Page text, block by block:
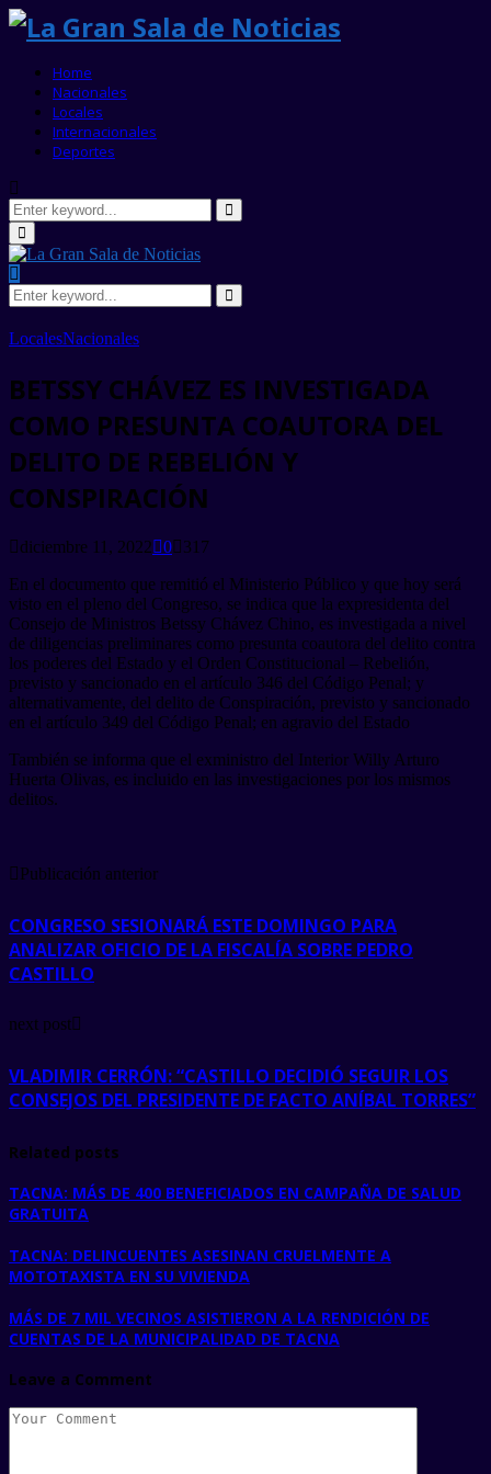
Home
Nacionales
Locales
Internacionales
Deportes
Search
for:
Search
Primary
Menu
Search
for:
Search
LocalesNacionales
BETSSY CHÁVEZ ES INVESTIGADA
COMO PRESUNTA COAUTORA DEL
DELITO DE REBELIÓN Y
CONSPIRACIÓN
diciembre 11, 2022 0
317
En el documento que remitió el Ministerio Público y que hoy será
visto en el pleno del Congreso, se indica que la expresidenta del
Consejo de Ministros Betssy Chávez Chino, es investigada a nivel
de diligencias preliminares como presunta coautora del delito contra
los poderes del Estado y el Orden Constitucional – Rebelión,
previsto y sancionado en el artículo 346 del Código Penal; y
alternativamente, del delito de Conspiración, previsto y sancionado
en el artículo 349 del Código Penal; en agravio del Estado
También se informa que el exministro del Interior Willy Arturo
Huerta Olivas, es incluido en las investigaciones por los mismos
delitos.
Publicación anterior
CONGRESO SESIONARÁ ESTE DOMINGO PARA
ANALIZAR OFICIO DE LA FISCALÍA SOBRE PEDRO
CASTILLO
next post
VLADIMIR CERRÓN: “CASTILLO DECIDIÓ SEGUIR LOS
CONSEJOS DEL PRESIDENTE DE FACTO ANÍBAL TORRES”
Related posts
TACNA: MÁS DE 400 BENEFICIADOS EN CAMPAÑA DE SALUD
GRATUITA
TACNA: DELINCUENTES ASESINAN CRUELMENTE A
MOTOTAXISTA EN SU VIVIENDA
MÁS DE 7 MIL VECINOS ASISTIERON A LA RENDICIÓN DE
CUENTAS DE LA MUNICIPALIDAD DE TACNA
Leave a Comment